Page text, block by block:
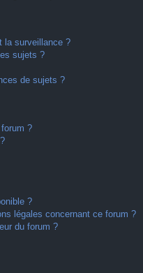
la surveillance ?
sujets ?
de sujets ?
?
?
légales concernant ce forum ?
du forum ?